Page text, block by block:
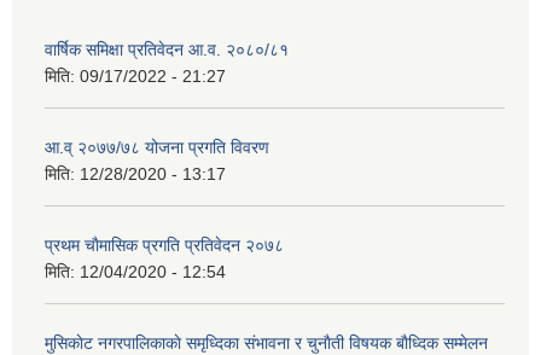
वार्षिक समिक्षा प्रतिवेदन आ.व. २०८०/८१
मिति: 09/17/2022 - 21:27
आ.व् २०७७/७८ योजना प्रगति विवरण
मिति: 12/28/2020 - 13:17
प्रथम चाैमासिक प्रगति प्रतिवेदन २०७८
मिति: 12/04/2020 - 12:54
मुसिकाेट नगरपालिकाकाे समृध्दिका संभावना र चुनाैती विषयक बाैध्दिक सम्मेलन